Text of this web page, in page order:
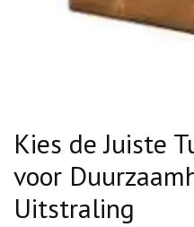
Kies de Juiste
voor
Uitstraling